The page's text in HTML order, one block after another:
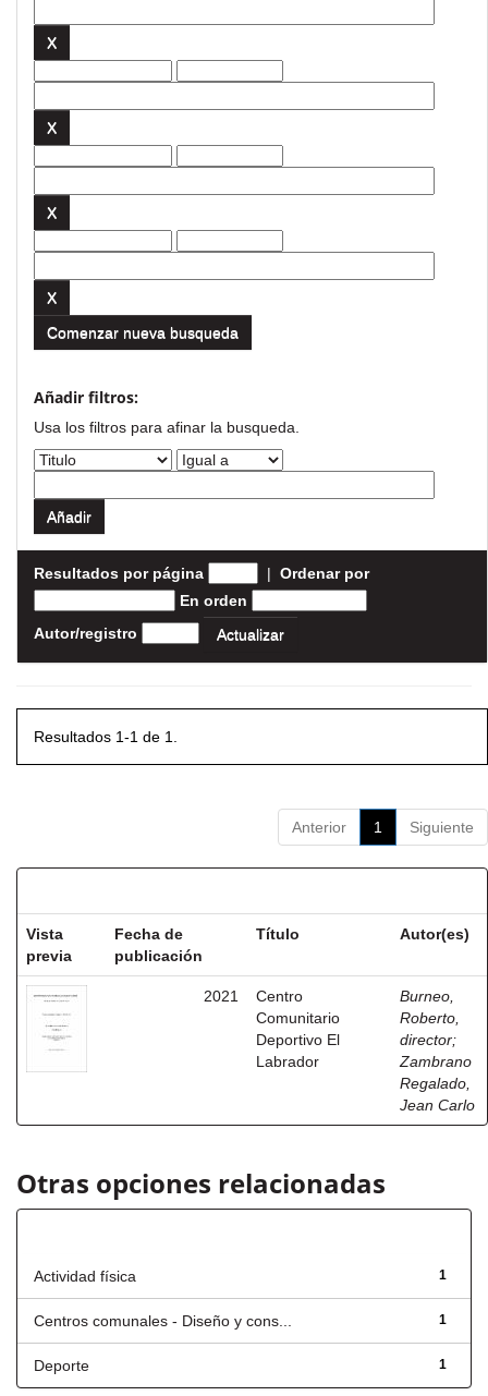
Comenzar nueva busqueda
Añadir filtros:
Usa los filtros para afinar la busqueda.
Resultados por página | Ordenar por
En orden
Autor/registro
Resultados 1-1 de 1.
Anterior 1 Siguiente
Vista
previa
Fecha de
publicación
Título Autor(es)
2021
Centro
Comunitario
Deportivo El
Labrador
Burneo,
Roberto,
director;
Zambrano
Regalado,
Jean Carlo
Otras opciones relacionadas
1
Actividad física
1
Centros comunales - Diseño y cons...
1
Deporte